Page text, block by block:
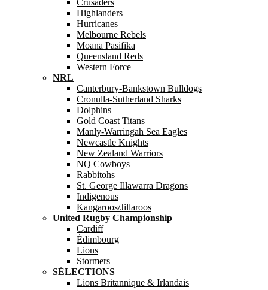
Crusaders
Highlanders
Hurricanes
Melbourne Rebels
Moana Pasifika
Queensland Reds
Western Force
NRL
Canterbury-Bankstown Bulldogs
Cronulla-Sutherland Sharks
Dolphins
Gold Coast Titans
Manly-Warringah Sea Eagles
Newcastle Knights
New Zealand Warriors
NQ Cowboys
Rabbitohs
St. George Illawarra Dragons
Indigenous
Kangaroos/Jillaroos
United Rugby Championship
Cardiff
Édimbourg
Lions
Stormers
SÉLECTIONS
Lions Britannique & Irlandais